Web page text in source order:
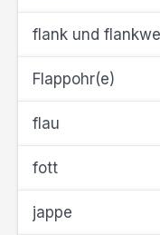
flank und
Flappohr(e)
flau
fott
jappe